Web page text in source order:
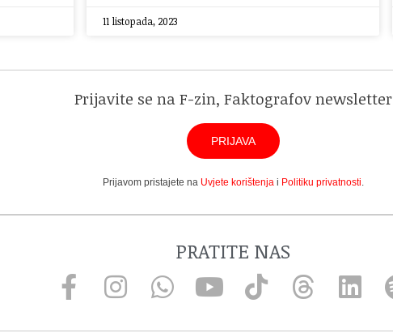
11 listopada, 2023
Prijavite se na F-zin, Faktografov newsletter
PRIJAVA
Prijavom pristajete na Uvjete korištenja i Politiku privatnosti
PRATITE NAS